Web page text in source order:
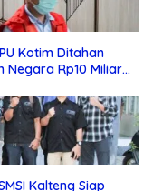
Kotim Ditahan
Negara Rp10 Miliar
Kalteng Siap